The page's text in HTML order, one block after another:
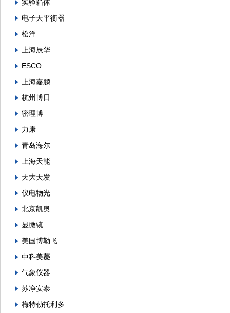
实验箱体
电子天平衡器
松洋
上海辰华
ESCO
上海嘉鹏
杭州博日
密理博
力康
青岛海尔
上海天能
天大天发
仪电物光
北京凯奥
显微镜
美国博勒飞
中科美菱
气象仪器
苏净安泰
梅特勒托利多